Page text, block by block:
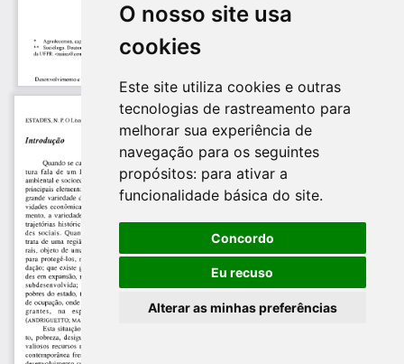
O nosso site usa
cookies
Este site utiliza cookies e outras
tecnologias de rastreamento para
melhorar sua experiência de
navegação para os seguintes
propósitos: para ativar a
funcionalidade básica do site.
Concordo
Eu recuso
Alterar as minhas preferências